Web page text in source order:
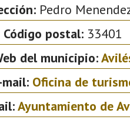
Pedro
Código postal: 33401
del municipio:
mail: Oficina de
Ayuntamiento de